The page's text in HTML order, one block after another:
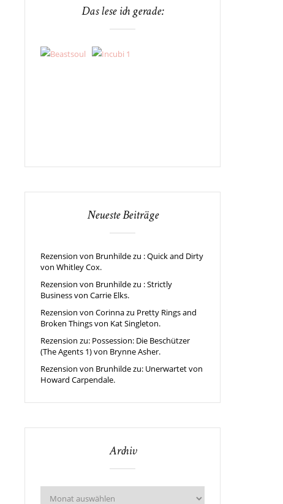
Das lese ich gerade:
Neueste Beiträge
Rezension von Brunhilde zu : Quick and Dirty
von Whitley Cox.
Rezension von Brunhilde zu : Strictly
Business von Carrie Elks.
Rezension von Corinna zu Pretty Rings and
Broken Things von Kat Singleton.
Rezension zu: Possession: Die Beschützer
(The Agents 1) von Brynne Asher.
Rezension von Brunhilde zu: Unerwartet von
Howard Carpendale.
Archiv